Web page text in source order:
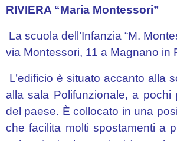
RIVIERA “Maria Montessori”
La scuola dell’Infanzia “M.
via Montessori, 11 a Magnano in
L’edificio è situato accanto alla
alla sala Polifunzionale, a pochi
del paese. È collocato in una
che facilita molti spostamenti a